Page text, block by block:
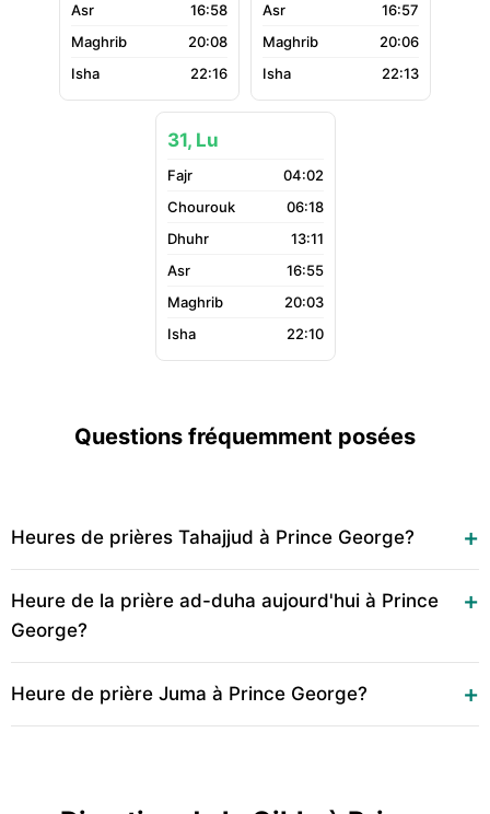
16:58
20:08
22:16
16:57
20:06
22:13
31, Lu
04:02
06:18
13:11
16:55
20:03
22:10
Questions fréquemment posées
Heures de prières Tahajjud à Prince George?
Heure de la prière ad-duha aujourd'hui à Prince
George?
Heure de prière Juma à Prince George?